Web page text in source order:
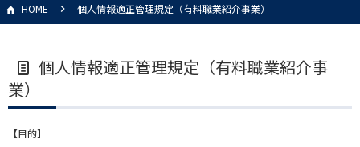
HOME 個人情報適正管理規定（有料職業紹介事業）
個人情報適正管理規定（有料職業紹介事
業）
【目的】